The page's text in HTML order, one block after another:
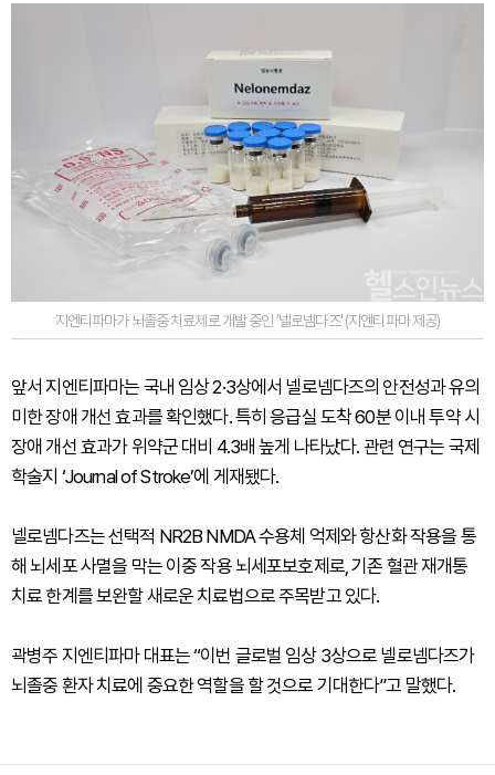
지엔티파마가 뇌졸중 치료제로 개발 중인 ‘넬로넴다즈' (지엔티파마 제공)
앞서 지엔티파마는 국내 임상 2·3상에서 넬로넴다즈의 안전성과 유의
미한 장애 개선 효과를 확인했다. 특히 응급실 도착 60분 이내 투약 시
장애 개선 효과가 위약군 대비 4.3배 높게 나타났다. 관련 연구는 국제
학술지 ‘Journal of Stroke’에 게재됐다.
넬로넴다즈는 선택적 NR2B NMDA 수용체 억제와 항산화 작용을 통
해 뇌세포 사멸을 막는 이중 작용 뇌세포보호제로, 기존 혈관 재개통
치료 한계를 보완할 새로운 치료법으로 주목받고 있다.
곽병주 지엔티파마 대표는 “이번 글로벌 임상 3상으로 넬로넴다즈가
뇌졸중 환자 치료에 중요한 역할을 할 것으로 기대한다”고 말했다.